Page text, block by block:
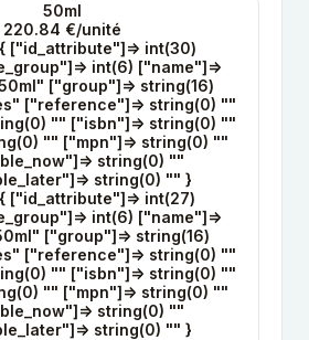
50ml
220.84 €/unité
["id_attribute"]=> int(30)
int(6) ["name"]=>
["group"]=> string(16)
["reference"]=> string(0) ""
"" ["isbn"]=> string(0) ""
"" ["mpn"]=> string(0) ""
string(0) ""
string(0) "" }
["id_attribute"]=> int(27)
int(6) ["name"]=>
["group"]=> string(16)
["reference"]=> string(0) ""
"" ["isbn"]=> string(0) ""
"" ["mpn"]=> string(0) ""
string(0) ""
string(0) "" }